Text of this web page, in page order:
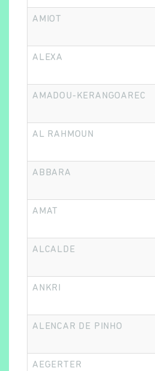
AMIOT
ALEXA
AMADOU-KERANGOAREC
AL RAHMOUN
ABBARA
AMAT
ALCALDE
ANKRI
ALENCAR DE PINHO
AEGERTER